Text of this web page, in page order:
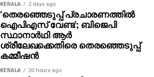
KERALA 2 days ago
‘തെരഞ്ഞെടുപ്പ് പ്രചാരണത്തിൽ
ഐപിഎസ് വേണ്ട’; ബിജെപി
സ്ഥാനാർഥി ആർ
ശ്രീലേഖക്കെതിരെ തെരഞ്ഞെടുപ്പ്
കമ്മീഷൻ
KERALA 20 hours ago